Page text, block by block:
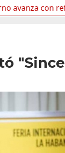
reforma en